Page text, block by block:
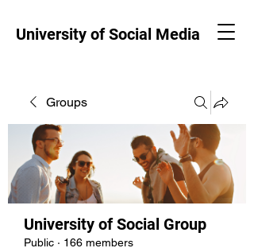
University of Social Media
Groups
University of Social Group
Public · 166 members